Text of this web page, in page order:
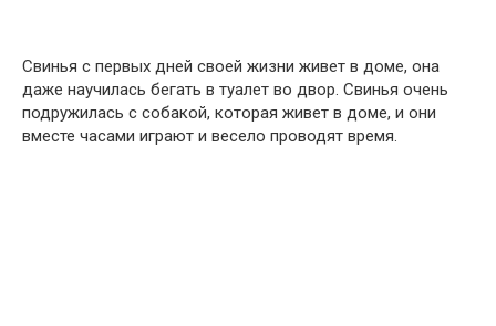
Свинья с первых дней своей жизни живет в доме, она
даже научилась бегать в туалет во двор. Свинья очень
подружилась с собакой, которая живет в доме, и они
вместе часами играют и весело проводят время.